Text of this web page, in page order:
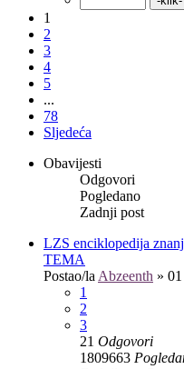
1
2
3
4
5
...
78
Sljedeća
Obavijesti
Odgovori
Pogledano
Zadnji post
LZS enciklopedija
TEMA
Postao/la Abzeenth »
1
2
3
21 Odgovori
1809663